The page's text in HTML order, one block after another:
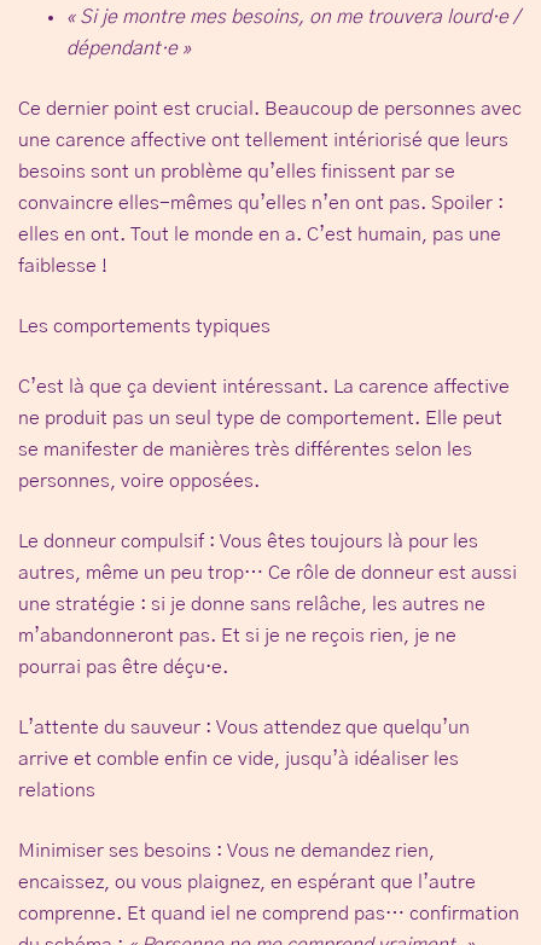
« Si je montre mes besoins, on me trouvera lourd·e /
dépendant·e »
Ce dernier point est crucial. Beaucoup de personnes avec
une carence affective ont tellement intériorisé que leurs
besoins sont un problème qu’elles finissent par se
convaincre elles-mêmes qu’elles n’en ont pas. Spoiler :
elles en ont. Tout le monde en a. C’est humain, pas une
faiblesse !
Les comportements typiques
C’est là que ça devient intéressant. La carence affective
ne produit pas un seul type de comportement. Elle peut
se manifester de manières très différentes selon les
personnes, voire opposées.
Le donneur compulsif : Vous êtes toujours là pour les
autres, même un peu trop… Ce rôle de donneur est aussi
une stratégie : si je donne sans relâche, les autres ne
m’abandonneront pas. Et si je ne reçois rien, je ne
pourrai pas être déçu·e.
L’attente du sauveur : Vous attendez que quelqu’un
arrive et comble enfin ce vide, jusqu’à idéaliser les
relations
Minimiser ses besoins : Vous ne demandez rien,
encaissez, ou vous plaignez, en espérant que l’autre
comprenne. Et quand iel ne comprend pas… confirmation